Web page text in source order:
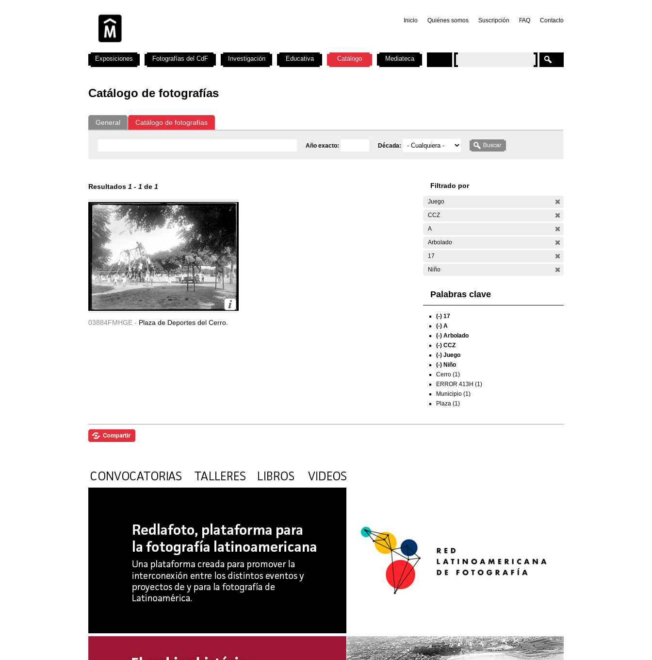
Inicio Quiénes somos Suscripción FAQ Contacto
Catálogo de fotografías
General Catálogo de fotografías
Año exacto: Década:
Resultados 1 - 1 de 1
03884FMHGE - Plaza de Deportes del Cerro.
Filtrado por
Juego
CCZ
A
Arbolado
17
Niño
Palabras clave
(-) 17
(-) A
(-) Arbolado
(-) CCZ
(-) Juego
(-) Niño
Cerro (1)
ERROR 413H (1)
Municipio (1)
Plaza (1)
Exposiciones Fotografías del CdF Investigación Educativa Catálogo Mediateca